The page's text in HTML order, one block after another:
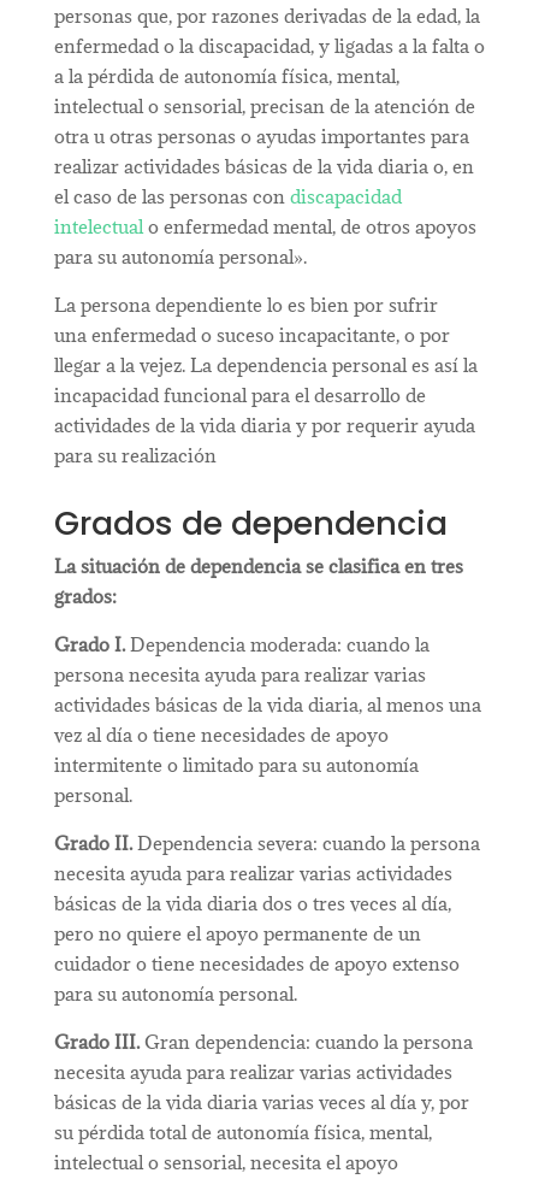
personas que, por razones derivadas de la edad, la
enfermedad o la discapacidad, y ligadas a la falta o
a la pérdida de autonomía física, mental,
intelectual o sensorial, precisan de la atención de
otra u otras personas o ayudas importantes para
realizar actividades básicas de la vida diaria o, en
el caso de las personas con discapacidad
intelectual o enfermedad mental, de otros apoyos
para su autonomía personal».
La persona dependiente lo es bien por sufrir
una enfermedad o suceso incapacitante, o por
llegar a la vejez. La dependencia personal es así la
incapacidad funcional para el desarrollo de
actividades de la vida diaria y por requerir ayuda
para su realización
Grados de dependencia
La situación de dependencia se clasifica en tres
grados:
Grado I.Dependencia moderada: cuando la
persona necesita ayuda para realizar varias
actividades básicas de la vida diaria, al menos una
vez al día o tiene necesidades de apoyo
intermitente o limitado para su autonomía
personal.
Grado II.Dependencia severa: cuando la persona
necesita ayuda para realizar varias actividades
básicas de la vida diaria dos o tres veces al día,
pero no quiere el apoyo permanente de un
cuidador o tiene necesidades de apoyo extenso
para su autonomía personal.
Grado III.Gran dependencia: cuando la persona
necesita ayuda para realizar varias actividades
básicas de la vida diaria varias veces al día y, por
su pérdida total de autonomía física, mental,
intelectual o sensorial, necesita el apoyo